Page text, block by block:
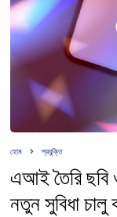
হোম প্রযুক্তি
এআই তৈরি ছবি
নতুন সুবিধা